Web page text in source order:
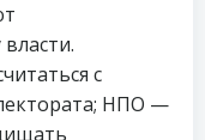
с
НПО —